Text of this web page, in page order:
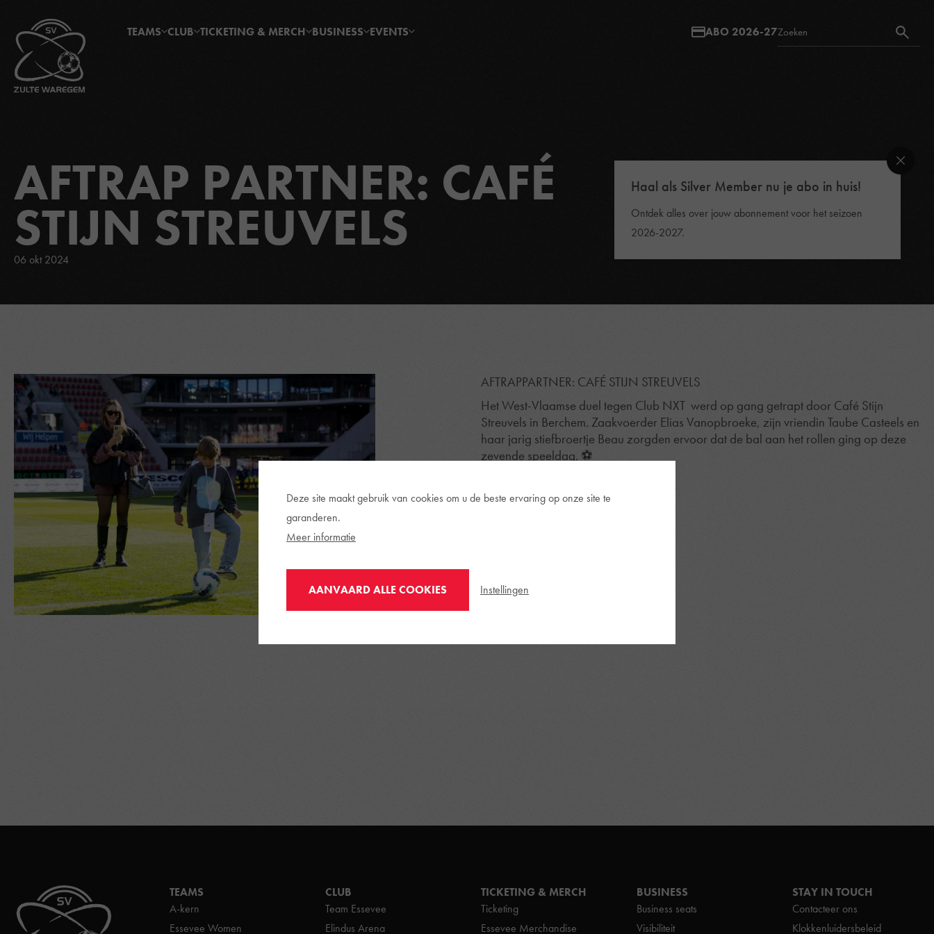
Haal als Silver Member nu je abo in huis!
Ontdek alles over jouw abonnement voor het seizoen
2026-2027.
TEAMS CLUB TICKETING & MERCH BUSINESS EVENTS ABO 2026-27
AFTRAP PARTNER: CAFÉ
STIJN STREUVELS
06 okt 2024
AFTRAPPARTNER: CAFÉ STIJN STREUVELS
Het West-Vlaamse duel tegen Club NXT werd op gang getrapt door Café Stijn
Streuvels in Berchem. Zaakvoerder Elias Vanopbroeke, zijn vriendin Taube Casteels en
haar jarig stiefbroertje Beau zorgden ervoor dat de bal aan het rollen ging op deze
zevende speeldag. ⚽
TEAMS
A-kern
Essevee Women
CLUB
Team Essevee
Elindus Arena
TICKETING & MERCH
Ticketing
Essevee Merchandise
BUSINESS
Business seats
Visibiliteit
STAY IN TOUCH
Contacteer ons
Klokkenluidersbeleid
Deze site maakt gebruik van cookies om u de beste ervaring op onze site te
garanderen.
Meer informatie
AANVAARD ALLE COOKIES Instellingen